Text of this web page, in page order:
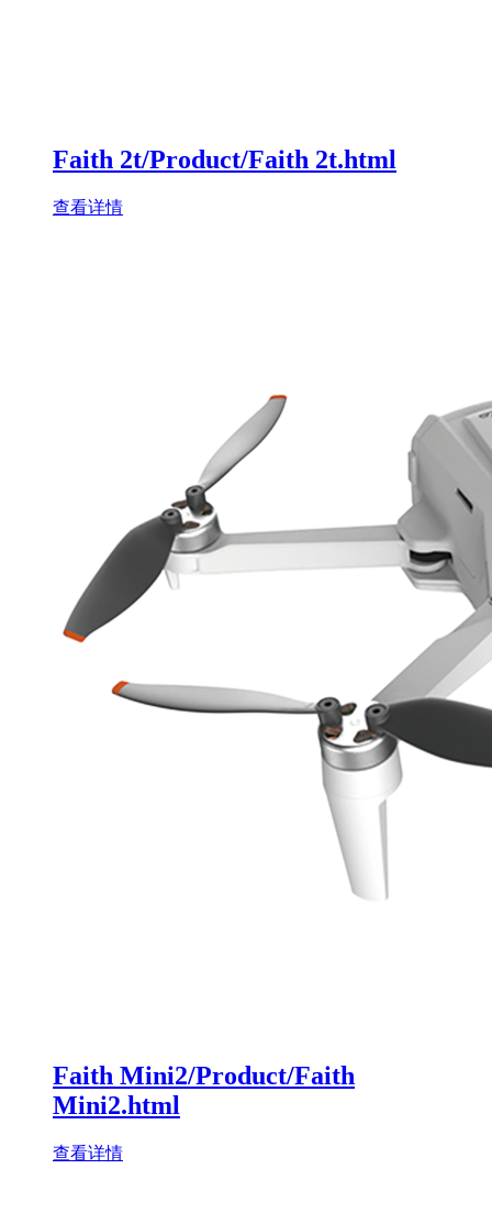
Faith 2t/Product/Faith 2t.html
查看详情
Faith Mini2/Product/Faith
Mini2.html
查看详情